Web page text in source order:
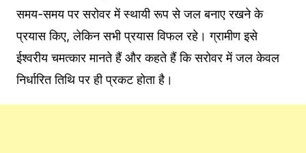
समय-समय पर सरोवर में स्थायी रूप से जल बनाए रखने के
प्रयास किए, लेकिन सभी प्रयास विफल रहे। ग्रामीण इसे
ईश्वरीय चमत्कार मानते हैं और कहते हैं कि सरोवर में जल केवल
निर्धारित तिथि पर ही प्रकट होता है।